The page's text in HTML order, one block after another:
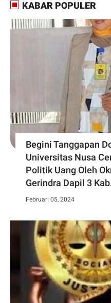
KABAR POPULER
Begini Tanggapan
Universitas Nusa
Politik Uang Oleh
Gerindra Dapil 3
Februari 05, 2024